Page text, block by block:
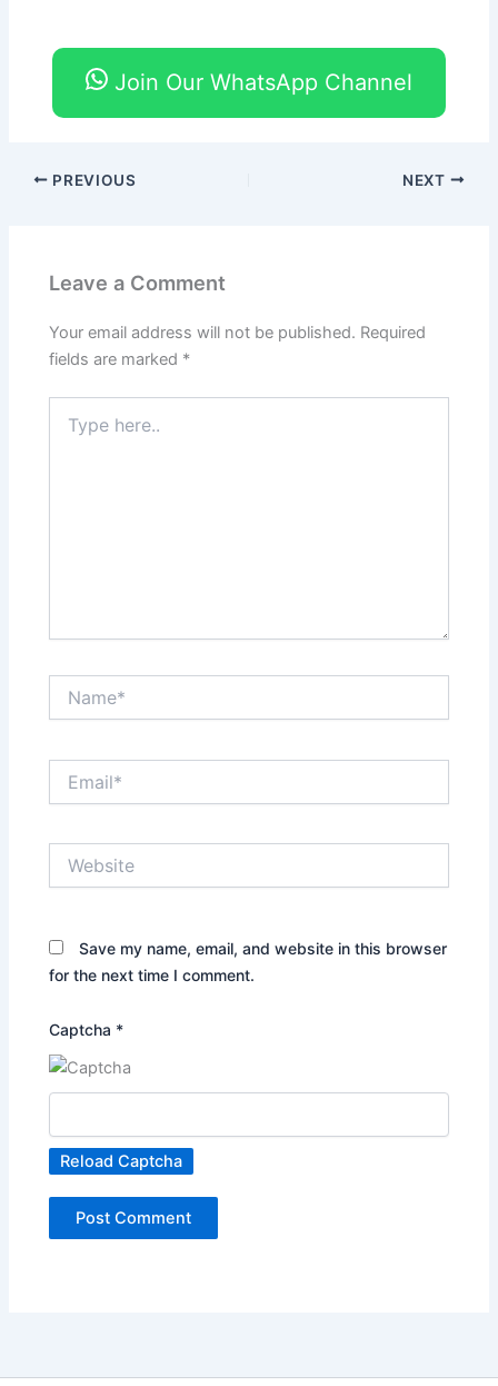
Join Our WhatsApp Channel
PREVIOUS NEXT
Leave a Comment
Your email address will not be published. Required
fields are marked *
here..
Save my name, email, and website in this browser
for the next time I comment.
Captcha *
Reload Captcha